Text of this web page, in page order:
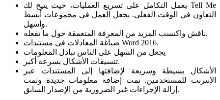
يعمل التكامل على تسريع العمليات، حيث يتيح لك Tell Me
التعاون في الوقت الفعلي. يجعل العمل في مجموعات أبسط
وأسهل.
ناقش واكتسب المزيد من المعرفة المتعمقة حول ما تفعله.
صياغة المعادلات في مستندات Word 2016.
يجعل من السهل على الناس تبادل المعلومات
تنسيقات الأشكال بسرعة أكبر.
الأشكال بسيطة وسريعة لإضافتها إلى المستندات عبر
الإنترنت للمستخدمين. تمت إضافة معلومات جديدة وتمت
إزالة الإجراءات غير الضرورية من الإصدار السابق.